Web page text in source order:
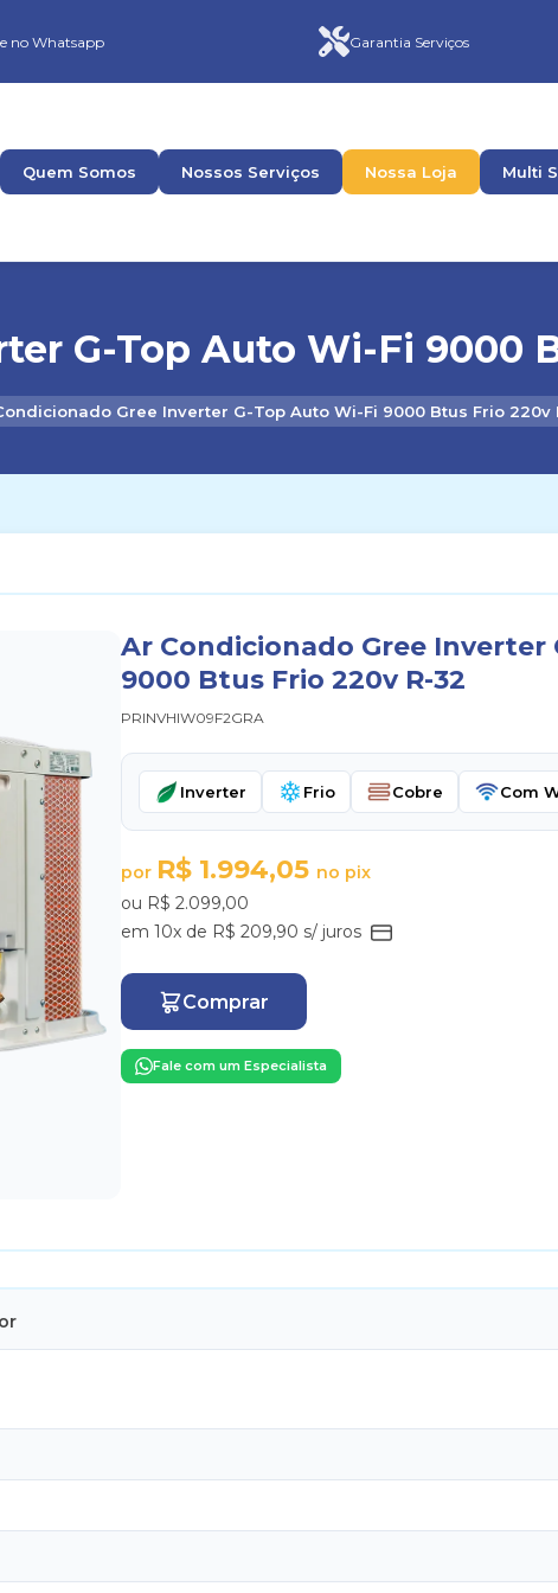
no Whatsapp Garantia Serviços
Quem Somos Nossos Serviços Nossa Loja Multi
G-Top Auto Wi-Fi 9000
Gree Inverter G-Top Auto Wi-Fi 9000 Btus Frio 220v
Ar Condicionado Gree Inverter
9000 Btus Frio 220v R-32
PRINVHIW09F2GRA
Inverter Frio Cobre Com
por R$ 1.994,05 no pix
ou R$ 2.099,00
em 10x de R$ 209,90 s/ juros
Comprar
Fale com um Especialista